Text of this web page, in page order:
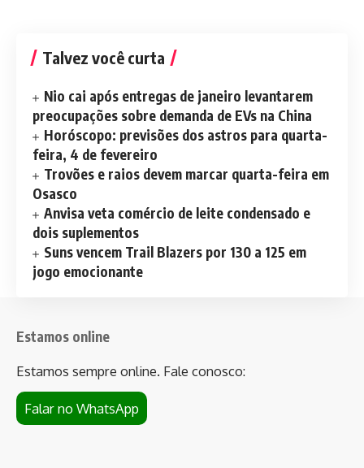
Talvez você curta
Nio cai após entregas de janeiro levantarem
preocupações sobre demanda de EVs na China
Horóscopo: previsões dos astros para quarta-
feira, 4 de fevereiro
Trovões e raios devem marcar quarta-feira em
Osasco
Anvisa veta comércio de leite condensado e
dois suplementos
Suns vencem Trail Blazers por 130 a 125 em
jogo emocionante
Estamos online
Estamos sempre online. Fale conosco:
Falar no WhatsApp